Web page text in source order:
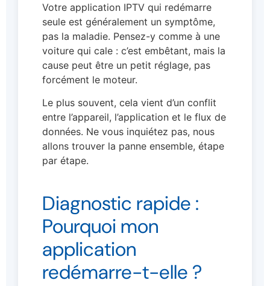
Votre application IPTV qui redémarre
seule est généralement un symptôme,
pas la maladie. Pensez-y comme à une
voiture qui cale : c’est embêtant, mais la
cause peut être un petit réglage, pas
forcément le moteur.
Le plus souvent, cela vient d’un conflit
entre l’appareil, l’application et le flux de
données. Ne vous inquiétez pas, nous
allons trouver la panne ensemble, étape
par étape.
Diagnostic rapide :
Pourquoi mon
application
redémarre-t-elle ?